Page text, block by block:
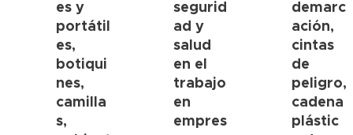
es y
portátil
es,
botiqui
nes,
camilla
s,
segurid
ad y
salud
en el
trabajo
en
empres
demarc
ación,
cintas
de
peligro,
cadena
plástic